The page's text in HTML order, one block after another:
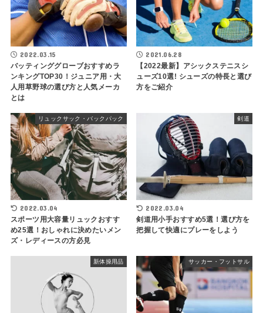
2022.03.15
バッティンググローブおすすめラ
ンキングTOP30！ジュニア用・大
人用草野球の選び方と人気メーカ
とは
2021.06.28
【2022最新】アシックステニスシ
ューズ10選! シューズの特長と選び
方をご紹介
リュックサック・バックパック
2022.03.04
スポーツ用大容量リュックおすす
め25選！おしゃれに決めたいメン
ズ・レディースの方必見
剣道
2022.03.04
剣道用小手おすすめ5選！選び方を
把握して快適にプレーをしよう
新体操用品 サッカー・フットサル